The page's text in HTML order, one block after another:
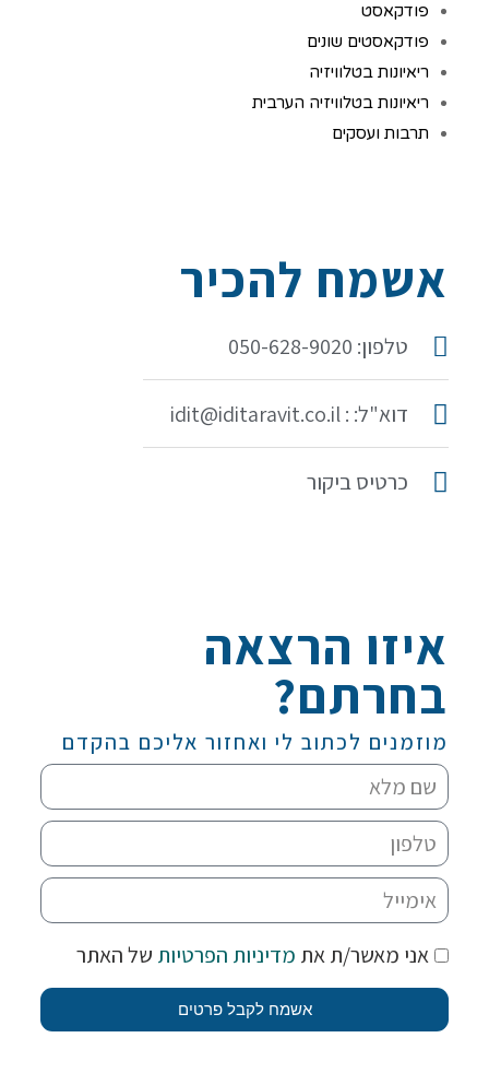
פודקאסט
פודקאסטים שונים
ריאיונות בטלוויזיה
ריאיונות בטלוויזיה הערבית
תרבות ועסקים
איזו הרצאה
בחרתם?
מוזמנים לכתוב לי ואחזור אליכם בהקדם
אני מאשר/ת את מדיניות הפרטיות של האתר
אשמח לקבל פרטים
אשמח להכיר
טלפון: 050-628-9020
דוא"ל: : idit@iditaravit.co.il
כרטיס ביקור